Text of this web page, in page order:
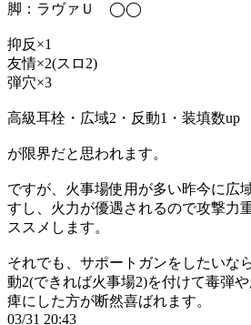
脚：ラヴァＵ ◯◯
抑反×1
友情×2(スロ2)
弾穴×3
高級耳栓・広域2・反動1・装填数up
が限界だと思われます。
ですが、火事場使用が多い昨今に広
すし、火力が優遇されるので攻撃力
ススメします。
それでも、サポートガンをしたいな
動2(できれば火事場2)を付けて毒弾
痺にした方が断然喜ばれます。
03/31 20:43